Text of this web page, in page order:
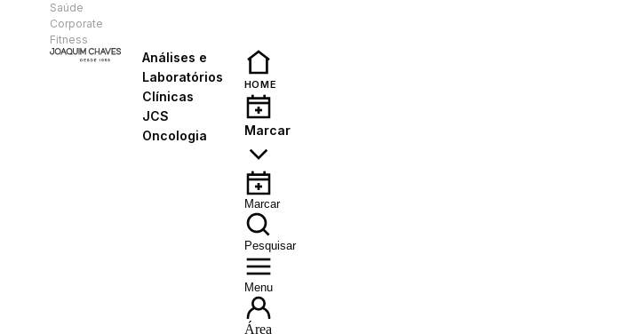
Saúde
Corporate
Fitness
Análises e
Laboratórios
Clínicas
JCS
Oncologia
HOME
Marcar
Marcar
Pesquisar
Menu
Área